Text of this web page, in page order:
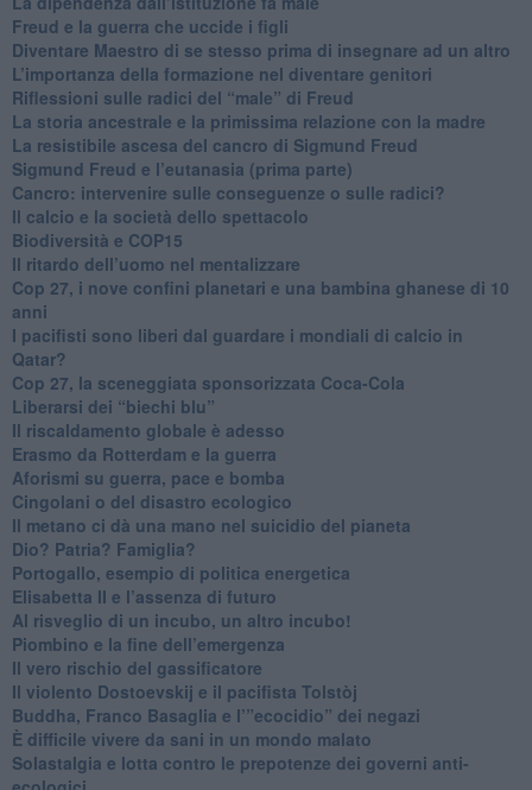
​Freud e la guerra che uccide i figli
​Diventare Maestro di se stesso prima di insegnare ad un altro
L’importanza della formazione nel diventare genitori
Riflessioni sulle radici del “male” di Freud
​La storia ancestrale e la primissima relazione con la madre
​La resistibile ascesa del cancro di Sigmund Freud
Sigmund Freud e l’eutanasia (prima parte)
Cancro: intervenire sulle conseguenze o sulle radici?
​Il calcio e la società dello spettacolo
Biodiversità e COP15
​Il ritardo dell’uomo nel mentalizzare
​Cop 27, i nove confini planetari e una bambina ghanese di 10
anni
​I pacifisti sono liberi dal guardare i mondiali di calcio in
Qatar?
​Cop 27, la sceneggiata sponsorizzata Coca-Cola
​Liberarsi dei “biechi blu”
Il riscaldamento globale è adesso
​Erasmo da Rotterdam e la guerra
​Aforismi su guerra, pace e bomba
Cingolani o del disastro ecologico
​Il metano ci dà una mano nel suicidio del pianeta
​Dio? Patria? Famiglia?
Portogallo, esempio di politica energetica
​Elisabetta II e l’assenza di futuro
Al risveglio di un incubo, un altro incubo!
​Piombino e la fine dell’emergenza
​Il vero rischio del gassificatore
​Il violento Dostoevskij e il pacifista Tolstòj
​Buddha, Franco Basaglia e l’”ecocidio” dei negazi
​È difficile vivere da sani in un mondo malato
Solastalgia e lotta contro le prepotenze dei governi anti-